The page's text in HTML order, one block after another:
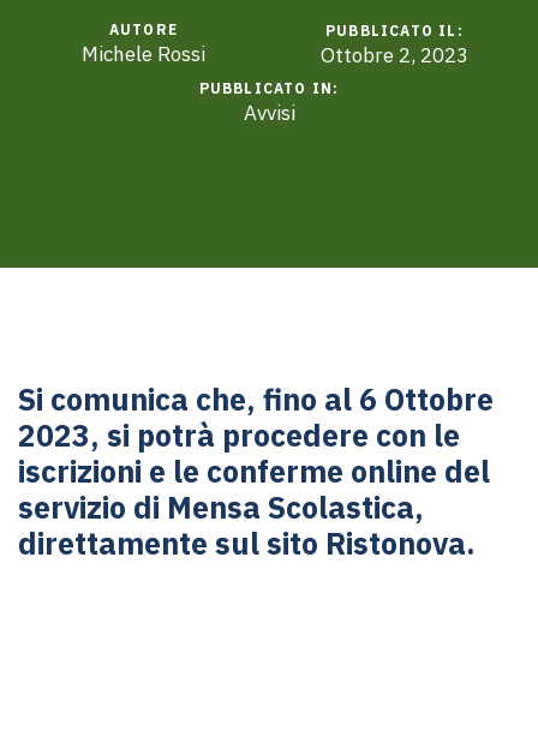
AUTORE
Michele Rossi
PUBBLICATO IL:
Ottobre 2, 2023
PUBBLICATO IN:
Avvisi
Si comunica che, fino al 6 Ottobre
2023, si potrà procedere con le
iscrizioni e le conferme online del
servizio di Mensa Scolastica,
direttamente sul sito Ristonova.